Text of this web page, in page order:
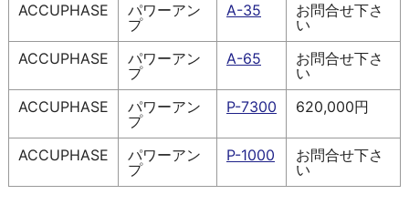
ACCUPHASE
パワーアン
プ
A-35
お問合せ下さ
い
ACCUPHASE
パワーアン
プ
A-65
お問合せ下さ
い
ACCUPHASE
パワーアン
プ
P-7300 620,000円
ACCUPHASE
パワーアン
プ
P-1000
お問合せ下さ
い